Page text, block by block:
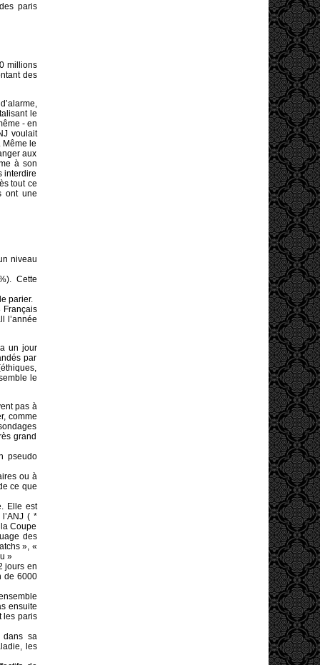
paris
millions
des
le
- en
voulait
le
aux
à son
interdire
tout ce
ont une
niveau
Cette
parier.
Français
l’année
un jour
par
le
pas à
comme
grand
pseudo
ou à
ce que
Elle est
( *
Coupe
des
», «
»
jours en
de 6000
ensuite
les paris
dans sa
les